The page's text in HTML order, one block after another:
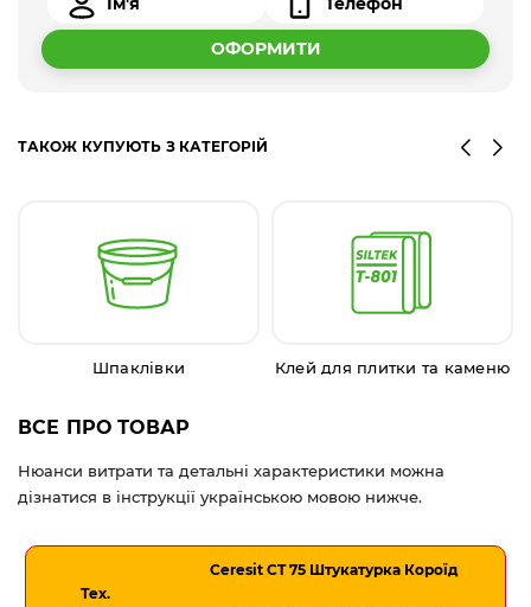
ОФОРМИТИ
ТАКОЖ КУПУЮТЬ З КАТЕГОРІЙ
Шпаклівки Клей для плитки та каменю
ВСЕ ПРО ТОВАР
Нюанси витрати та детальні характеристики можна
дізнатися в інструкції українською мовою нижче.
Тех.
Ceresit CT 75 Штукатурка Короїд